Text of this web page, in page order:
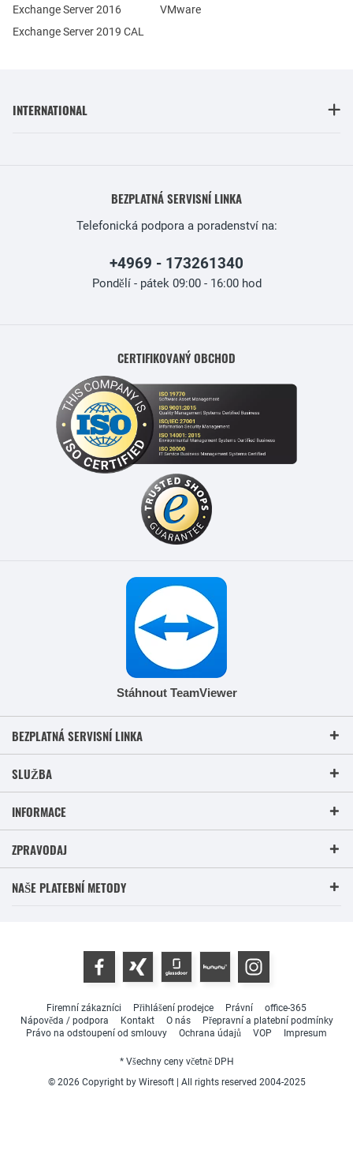
Exchange Server 2016
Exchange Server 2019 CAL
VMware
INTERNATIONAL
BEZPLATNÁ SERVISNÍ LINKA
Telefonická podpora a poradenství na:
+4969 - 173261340
Pondělí - pátek 09:00 - 16:00 hod
CERTIFIKOVANÝ OBCHOD
Stáhnout TeamViewer
BEZPLATNÁ SERVISNÍ LINKA
SLUŽBA
INFORMACE
ZPRAVODAJ
NAŠE PLATEBNÍ METODY
Firemní zákazníci Přihlášení prodejce Právní
office-365
Nápověda / podpora
Kontakt O nás
Přepravní a platební podmínky
Právo na odstoupení od smlouvy
Ochrana údajů VOP Impresum
* Všechny ceny včetně DPH
© 2026 Copyright by Wiresoft | All rights reserved 2004-2025